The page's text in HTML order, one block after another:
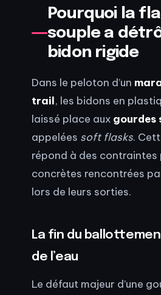
Pourquoi la
souple a
bidon rigide
Dans le peloton d’un
trail, les bidons en
laissé place aux gourdes
appelées soft flasks.
répond à des contraintes
concrètes rencontrées
lors de leurs sorties.
La fin du
de l’eau
Le défaut majeur d’une